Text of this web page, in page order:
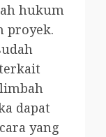
hukum
proyek.
dapat
yang